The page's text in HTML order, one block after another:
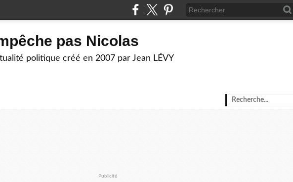
pas Nicolas
politique créé en 2007 par Jean LÉVY
Publicité